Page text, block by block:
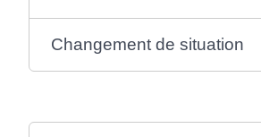
Changement de situation